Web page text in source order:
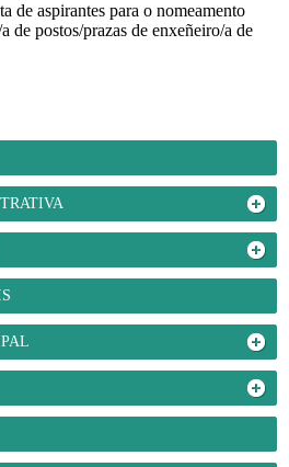
de aspirantes para o nomeamento
de postos/prazas de enxeñeiro/a de